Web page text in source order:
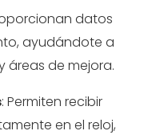
datos
ayudándote a
áreas de mejora.
: Permiten recibir
en el reloj,